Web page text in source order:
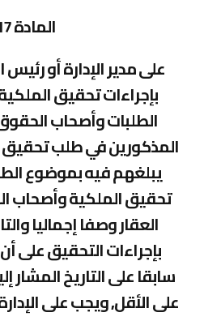
المادة 17
على مدير الإدارة أو
بإجراءات تحقيق
الطلبات وأصحاب الحقوق
المذكورين في طلب تحقيق
يبلغهم فيه بموضوع
تحقيق الملكية
العقار وصفا إجماليا
بإجراءات التحقيق على
سابقا على التاريخ
على الأقل, ويجب على